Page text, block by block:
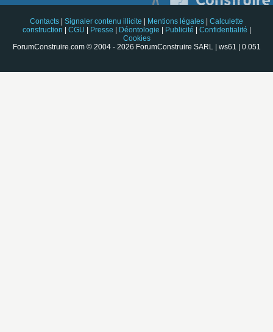
Contacts Signaler contenu illicite Mentions légales
Calculette
construction
CGU Presse Déontologie Publicité Confidentialité
Cookies
ForumConstruire.com © 2004 - 2026 ForumConstruire SARL | ws61 | 0.051